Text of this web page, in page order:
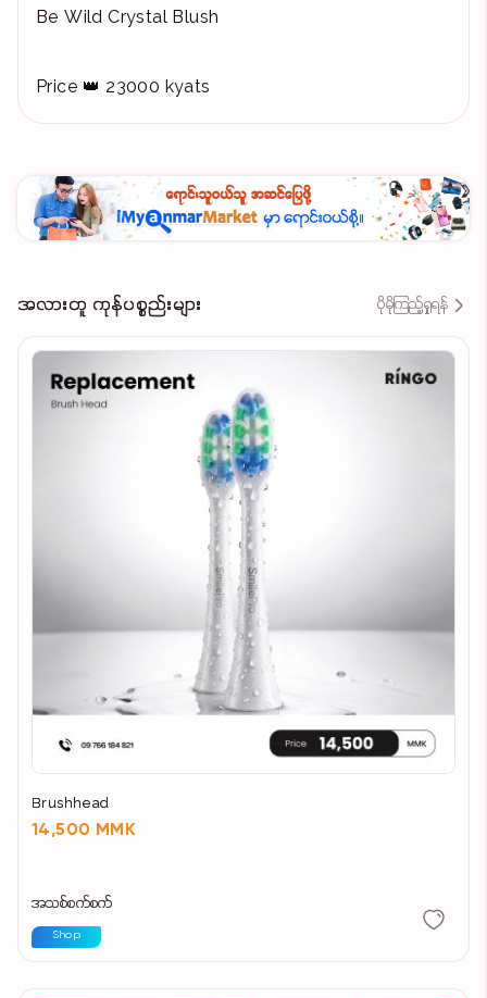
Be Wild Crystal Blush
Price 👑 23000 kyats
အလားတူ ကုန်ပစ္စည်းများ ပိုမိုကြည့်ရှုရန်
Brushhead
14,500 MMK
အသစ်စက်စက်
Shop